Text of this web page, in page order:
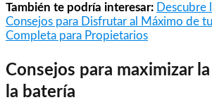
También te podría interesar: Descubre
Consejos para Disfrutar al Máximo de tu
Completa para Propietarios
Consejos para maximizar
la batería